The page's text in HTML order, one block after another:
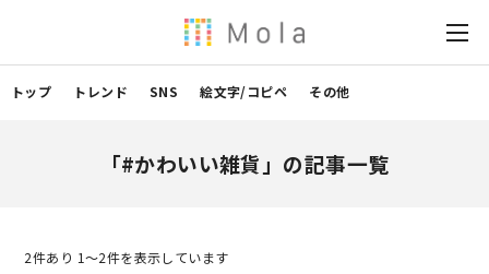
トップ トレンド SNS 絵文字/コピペ その他
「#かわいい雑貨」の記事一覧
2件あり 1〜2件を表示しています